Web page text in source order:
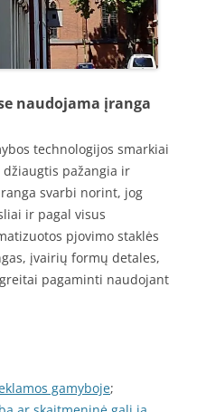
naudojama įranga
technologijos smarkiai
pažangia ir
svarbi norint, jog
ir pagal visus
pjovimo staklės
įvairių formų detales,
pagaminti naudojant
gamyboje;